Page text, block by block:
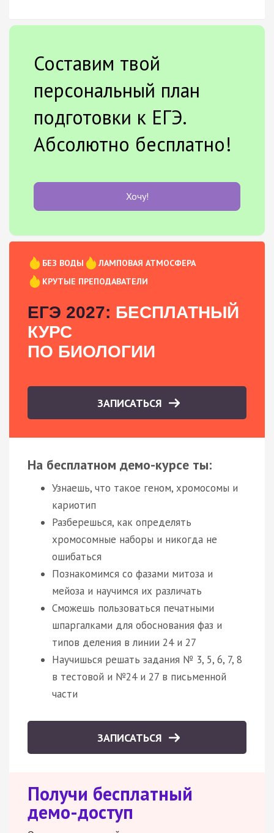
Составим твой
персональный план
подготовки к ЕГЭ.
Абсолютно бесплатно!
Хочу!
БЕЗ ВОДЫ
ЛАМПОВАЯ АТМОСФЕРА
КРУТЫЕ ПРЕПОДАВАТЕЛИ
ЕГЭ 2027: БЕСПЛАТНЫЙ
КУРС
ПО БИОЛОГИИ
ЗАПИСАТЬСЯ
На бесплатном демо-курсе ты:
Узнаешь, что такое геном, хромосомы и
кариотип
Разберешься, как определять
хромосомные наборы и никогда не
ошибаться
Познакомимся со фазами митоза и
мейоза и научимся их различать
Сможешь пользоваться печатными
шпаргалками для обоснования фаз и
типов деления в линии 24 и 27
Научишься решать задания № 3, 5, 6, 7, 8
в тестовой и №24 и 27 в письменной
части
ЗАПИСАТЬСЯ
Получи бесплатный
демо-доступ